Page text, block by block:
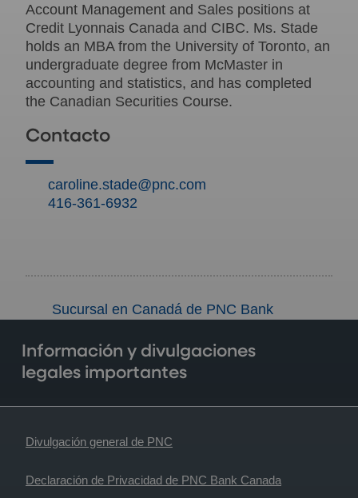
Account Management and Sales positions at
Credit Lyonnais Canada and CIBC. Ms. Stade
holds an MBA from the University of Toronto, an
undergraduate degree from McMaster in
accounting and statistics, and has completed
the Canadian Securities Course.
Contacto
caroline.stade@pnc.com
416-361-6932
Sucursal en Canadá de PNC Bank
Información y divulgaciones
legales importantes
Divulgación general de PNC
Declaración de Privacidad de PNC Bank Canada